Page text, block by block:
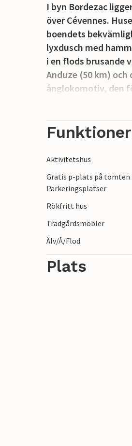
I byn Bordezac
över Cévennes.
boendets
lyxdusch med
i en flods brusande
Anduze (50 km)
ånglokomotiv, den
och den unika Pont
Funktioner
Aktivitetshus
Gratis p-plats på tomten
Parkeringsplatser
Rökfritt hus
Trädgårdsmöbler
Älv/Å/Flod
Plats